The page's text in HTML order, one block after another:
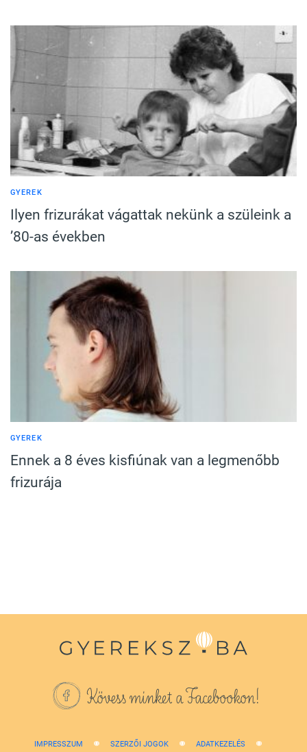
GYEREK
Ilyen frizurákat vágattak nekünk a szüleink a
’80-as években
GYEREK
Ennek a 8 éves kisfiúnak van a legmenőbb
frizurája
Kövess minket a Facebookon!
IMPRESSZUM SZERZŐI JOGOK ADATKEZELÉS